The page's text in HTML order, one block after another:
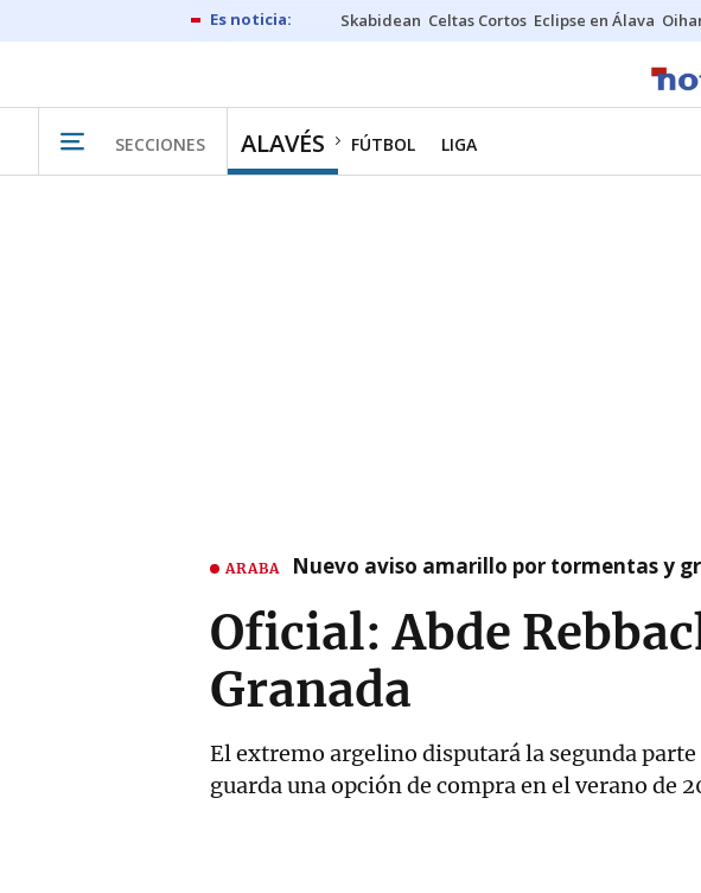
Skabidean Celtas Cortos Eclipse en Álava
SECCIONES ALAVÉS FÚTBOL LIGA
ARABA Nuevo aviso amarillo por tormentas y
Oficial: Abde
Granada
El extremo argelino disputará la segunda
guarda una opción de compra en el verano de